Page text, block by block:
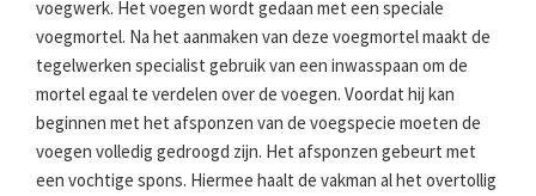
voegwerk. Het voegen wordt gedaan met een speciale
voegmortel. Na het aanmaken van deze voegmortel maakt de
tegelwerken specialist gebruik van een inwasspaan om de
mortel egaal te verdelen over de voegen. Voordat hij kan
beginnen met het afsponzen van de voegspecie moeten de
voegen volledig gedroogd zijn. Het afsponzen gebeurt met
een vochtige spons. Hiermee haalt de vakman al het overtollig